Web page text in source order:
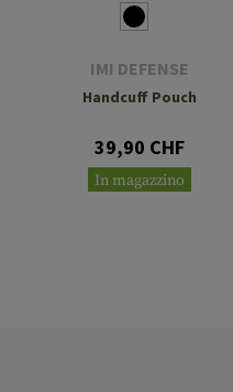
IMI DEFENSE
Handcuff Pouch
39,90 CHF
In magazzino